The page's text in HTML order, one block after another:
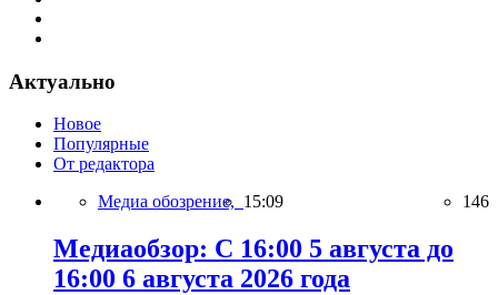
Актуально
Новое
Популярные
От редактора
Медиа обозрение, 15:09 146
Медиаобзор: С 16:00 5 августа до
16:00 6 августа 2026 года